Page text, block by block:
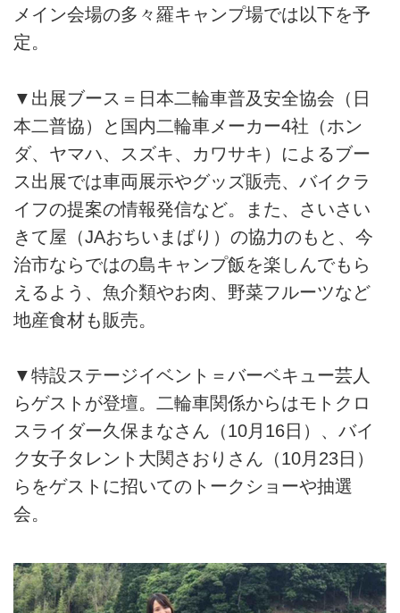
メイン会場の多々羅キャンプ場では以下を予
定。
▼出展ブース＝日本二輪車普及安全協会（日
本二普協）と国内二輪車メーカー4社（ホン
ダ、ヤマハ、スズキ、カワサキ）によるブー
ス出展では車両展示やグッズ販売、バイクラ
イフの提案の情報発信など。また、さいさい
きて屋（JAおちいまばり）の協力のもと、今
治市ならではの島キャンプ飯を楽しんでもら
えるよう、魚介類やお肉、野菜フルーツなど
地産食材も販売。
▼特設ステージイベント＝バーベキュー芸人
らゲストが登壇。二輪車関係からはモトクロ
スライダー久保まなさん（10月16日）、バイ
ク女子タレント大関さおりさん（10月23日）
らをゲストに招いてのトークショーや抽選
会。